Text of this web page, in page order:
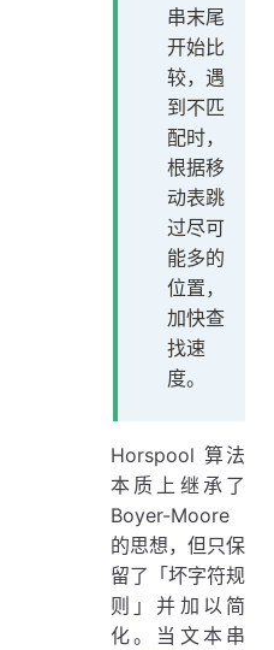
串末尾
开始比
较，遇
到不匹
配时，
根据移
动表跳
过尽可
能多的
位置，
加快查
找速
度。
Horspool 算法
本质上继承了
Boyer-Moore
的思想，但只保
留了「坏字符规
则」并加以简
化。当文本串